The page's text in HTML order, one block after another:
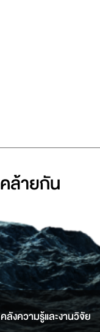
ล้ายกัน
คลังความรู้และงานวิจัย